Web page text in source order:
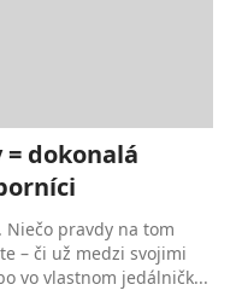
dokonalá
Niečo pravdy na tom
– či už medzi svojimi
vo vlastnom jedálničk...